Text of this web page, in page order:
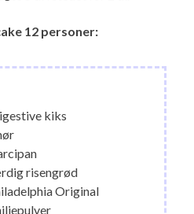
12 personer:
kiks
risengrød
Original